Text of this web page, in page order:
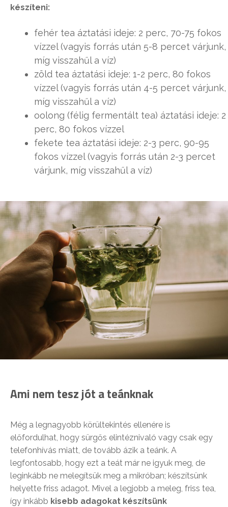
készíteni:
fehér tea áztatási ideje: 2 perc, 70-75 fokos
vízzel (vagyis forrás után 5-8 percet várjunk,
míg visszahűl a víz)
zöld tea áztatási ideje: 1-2 perc, 80 fokos
vízzel (vagyis forrás után 4-5 percet várjunk,
míg visszahűl a víz)
oolong (félig fermentált tea) áztatási ideje: 2
perc, 80 fokos vízzel
fekete tea áztatási ideje: 2-3 perc, 90-95
fokos vízzel (vagyis forrás után 2-3 percet
várjunk, míg visszahűl a víz)
Ami nem tesz jót a teánknak
Még a legnagyobb körültekintés ellenére is
előfordulhat, hogy sürgős elintéznivaló vagy csak egy
telefonhívás miatt, de tovább ázik a teánk. A
legfontosabb, hogy ezt a teát már ne igyuk meg, de
leginkább ne melegítsük meg a mikróban; készítsünk
helyette friss adagot. Mivel a legjobb a meleg, friss tea,
így inkább kisebb adagokat készítsünk